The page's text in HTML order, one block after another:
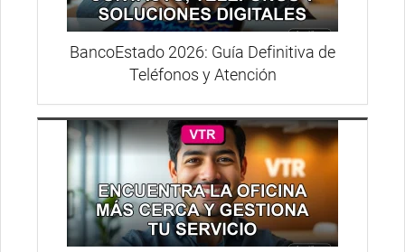
BancoEstado 2026: Guía Definitiva de
Teléfonos y Atención